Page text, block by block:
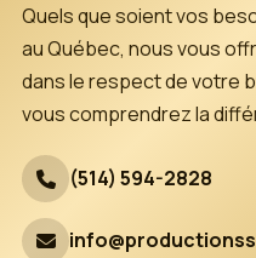
Quels que soient vos
au Québec, nous vous
dans le respect de votre
vous comprendrez la
(514) 594-2828